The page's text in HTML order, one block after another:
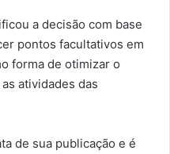
a decisão com base
pontos facultativos em
forma de otimizar o
atividades das
de sua publicação e é